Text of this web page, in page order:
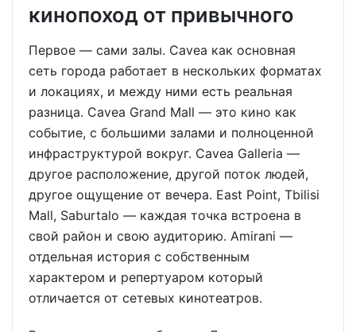
кинопоход от привычного
Первое — сами залы. Cavea как основная
сеть города работает в нескольких форматах
и локациях, и между ними есть реальная
разница. Cavea Grand Mall — это кино как
событие, с большими залами и полноценной
инфраструктурой вокруг. Cavea Galleria —
другое расположение, другой поток людей,
другое ощущение от вечера. East Point, Tbilisi
Mall, Saburtalo — каждая точка встроена в
свой район и свою аудиторию. Amirani —
отдельная история с собственным
характером и репертуаром который
отличается от сетевых кинотеатров.